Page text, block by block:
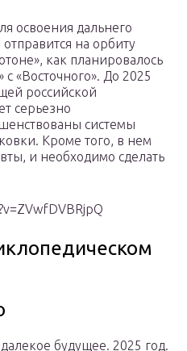
освоения дальнего
на орбиту
как планировалось
«Восточного». До 2025
российской
серьезно
системы
Кроме того, в нем
и необходимо сделать
будущее. 2025 год.